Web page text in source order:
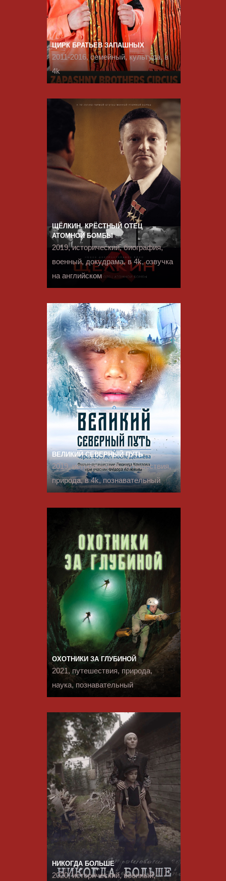
ЦИРК БРАТЬЕВ ЗАПАШНЫХ
2011-2016, семейный, культура, в
4k
ЩЁЛКИН. КРЁСТНЫЙ ОТЕЦ
АТОМНОЙ БОМБЫ
2019, исторический, биография,
военный, докудрама, в 4k, озвучка
на английском
ВЕЛИКИЙ СЕВЕРНЫЙ ПУТЬ
2019, исторический, путешествия,
природа, в 4k, познавательный
ОХОТНИКИ ЗА ГЛУБИНОЙ
2021, путешествия, природа,
наука, познавательный
НИКОГДА БОЛЬШЕ
2020, исторический, военный,